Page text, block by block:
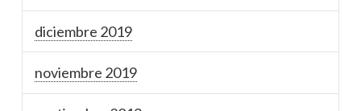
diciembre 2019
noviembre 2019